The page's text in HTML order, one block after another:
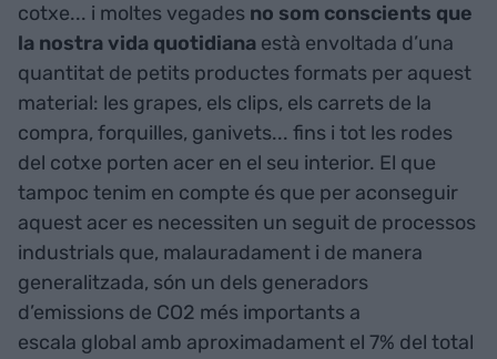
cotxe... i moltes vegades no som conscients que
la nostra vida quotidiana està envoltada d’una
quantitat de petits productes formats per aquest
material: les grapes, els clips, els carrets de la
compra, forquilles, ganivets... fins i tot les rodes
del cotxe porten acer en el seu interior. El que
tampoc tenim en compte és que per aconseguir
aquest acer es necessiten un seguit de processos
industrials que, malauradament i de manera
generalitzada, són un dels generadors
d’emissions de CO2 més importants a
escala global amb aproximadament el 7% del total